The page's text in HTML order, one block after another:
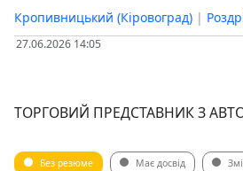
Кропивницький (Кіровоград) |
27.06.2026 14:05
ТОРГОВИЙ ПРЕДСТАВНИК З
Без резюме Має досвід